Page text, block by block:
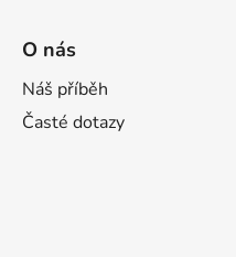
O nás
Náš příběh
Časté dotazy